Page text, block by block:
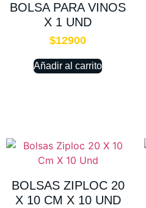
BOLSA PARA VINOS
X 1 UND
$12900
Añadir al carrito
BOLSAS ZIPLOC 20
X 10 CM X 10 UND